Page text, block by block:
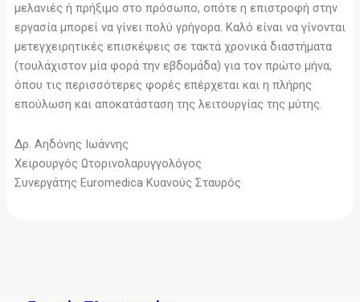
μελανιές ή πρήξιμο στο πρόσωπο, οπότε η επιστροφή στην
εργασία μπορεί να γίνει πολύ γρήγορα. Καλό είναι να γίνονται
μετεγχειρητικές επισκέψεις σε τακτά χρονικά διαστήματα
(τουλάχιστον μία φορά την εβδομάδα) για τον πρώτο μήνα,
όπου τις περισσότερες φορές επέρχεται και η πλήρης
επούλωση και αποκατάσταση της λειτουργίας της μύτης.
Δρ. Αηδόνης Ιωάννης
Χειρουργός Ωτορινολαρυγγολόγος
Συνεργάτης Euromedica Κυανούς Σταυρός